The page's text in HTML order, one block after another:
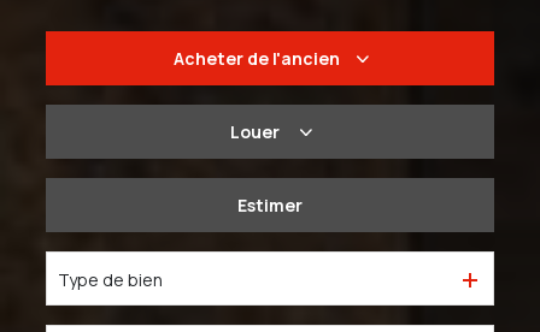
Acheter de l'ancien
Du neuf
Louer
De l'immo pro
Estimer
Type de bien